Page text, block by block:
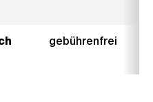
gebührenfrei